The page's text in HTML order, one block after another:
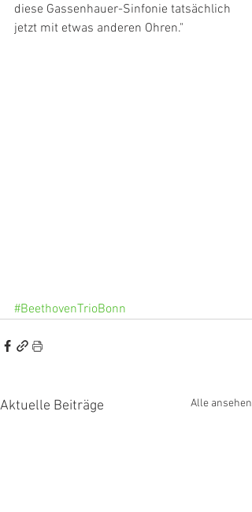
diese Gassenhauer-Sinfonie tatsächlich
jetzt mit etwas anderen Ohren."
#BeethovenTrioBonn
Aktuelle Beiträge Alle ansehen